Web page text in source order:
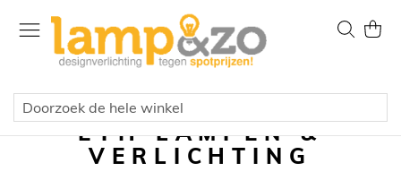
naar
Zoek
ETH LAMPEN &
VERLICHTING